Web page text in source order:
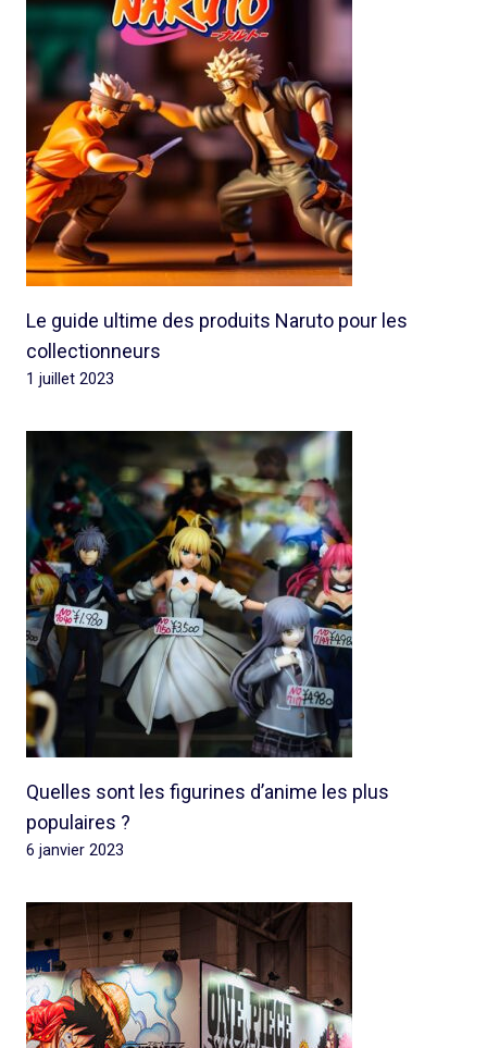
Le guide ultime des produits Naruto pour les
collectionneurs
1 juillet 2023
Quelles sont les figurines d’anime les plus
populaires ?
6 janvier 2023